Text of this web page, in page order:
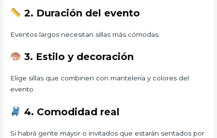
2. Duración del evento
Eventos largos necesitan sillas más cómodas.
3. Estilo y decoración
Elige sillas que combinen con mantelería y colores del
evento.
4. Comodidad real
Si habrá gente mayor o invitados que estarán sentados por